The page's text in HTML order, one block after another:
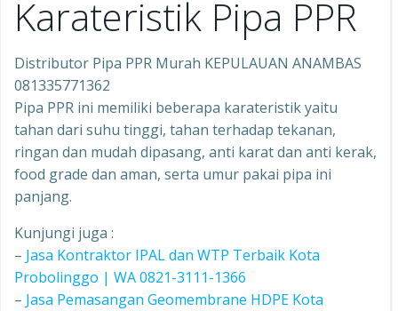
Karateristik Pipa PPR
Distributor Pipa PPR Murah KEPULAUAN ANAMBAS
081335771362
Pipa PPR ini memiliki beberapa karateristik yaitu
tahan dari suhu tinggi, tahan terhadap tekanan,
ringan dan mudah dipasang, anti karat dan anti kerak,
food grade dan aman, serta umur pakai pipa ini
panjang.
Kunjungi juga :
– Jasa Kontraktor IPAL dan WTP Terbaik Kota
Probolinggo | WA 0821-3111-1366
– Jasa Pemasangan Geomembrane HDPE Kota